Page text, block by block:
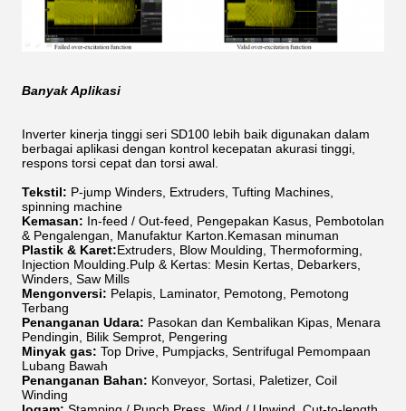
Banyak Aplikasi
Inverter kinerja tinggi seri SD100 lebih baik digunakan dalam
berbagai aplikasi dengan kontrol kecepatan akurasi tinggi,
respons torsi cepat dan torsi awal.
Tekstil: P-jump Winders, Extruders, Tufting Machines,
spinning machine
Kemasan: In-feed / Out-feed, Pengepakan Kasus, Pembotolan
& Pengalengan, Manufaktur Karton.Kemasan minuman
Plastik & Karet:Extruders, Blow Moulding, Thermoforming,
Injection Moulding.Pulp & Kertas: Mesin Kertas, Debarkers,
Winders, Saw Mills
Mengonversi: Pelapis, Laminator, Pemotong, Pemotong
Terbang
Penanganan Udara: Pasokan dan Kembalikan Kipas, Menara
Pendingin, Bilik Semprot, Pengering
Minyak gas: Top Drive, Pumpjacks, Sentrifugal Pemompaan
Lubang Bawah
Penanganan Bahan: Konveyor, Sortasi, Paletizer, Coil
Winding